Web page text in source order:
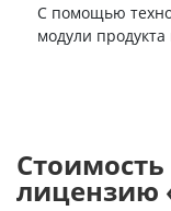
С помощью
модули
лицензию